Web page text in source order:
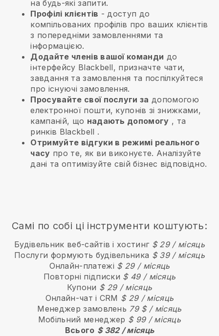
на будь-які запити.
Профілі клієнтів - доступ до
компільованих профілів про ваших клієнтів
з попередніми замовленнями та
інформацією.
Додайте членів вашої команди до
інтерфейсу Blackbell, призначте чати,
завдання та замовлення та поспілкуйтеся
про існуючі замовлення.
Просувайте свої послуги за допомогою
електронної пошти, купонів зі знижками,
кампаній, що надають допомогу , та
ринків Blackbell .
Отримуйте відгуки в режимі реального
часу про те, як ви виконуєте. Аналізуйте
дані та оптимізуйте свій бізнес відповідно.
Самі по собі ці інструменти коштують:
Будівельник веб-сайтів і хостинг $ 29 / місяць
Послуги формують будівельника $ 39 / місяць
Онлайн-платежі $ 29 / місяць
Повторні підписки $ 49 / місяць
Купони $ 29 / місяць
Онлайн-чат і CRM $ 29 / місяць
Менеджер замовлень 79 $ / місяць
Мобільний менеджер $ 99 / місяць
Всього $ 382 / місяць